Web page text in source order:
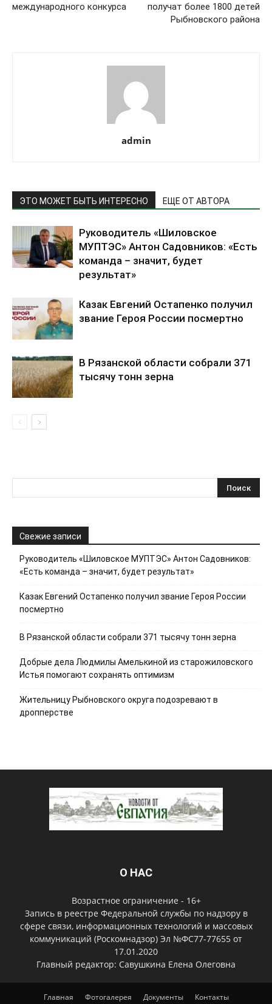
международного конкурса
получат более 1800 детей
Рыбновского района
admin
ЭТО МОЖЕТ БЫТЬ ИНТЕРЕСНО ЕЩЕ ОТ АВТОРА
Руководитель «Шиловское
МУПТЭС» Антон Садовников: «Есть
команда – значит, будет
результат»
Казак Евгений Остапенко получил
звание Героя России посмертно
В Рязанской области собрали 371
тысячу тонн зерна
Свежие записи
Руководитель «Шиловское МУПТЭС» Антон Садовников:
«Есть команда – значит, будет результат»
Казак Евгений Остапенко получил звание Героя России
посмертно
В Рязанской области собрали 371 тысячу тонн зерна
Добрые дела Людмилы Амелькиной из старожиловского
Истья помогают сохранять оптимизм
Жительницу Рыбновского округа подозревают в
дропперстве
О НАС
Возрастное ограничение - 16+
Запись в реестре Федеральной службы по надзору в
сфере связи, информационных технологий и массовых
коммуникаций (Роскомнадзор) Эл №ФС77-77655 от
17.01.2020
Главный редактор: Савушкина Елена Олеговна
Главная Фотогалерея Документы Контакты